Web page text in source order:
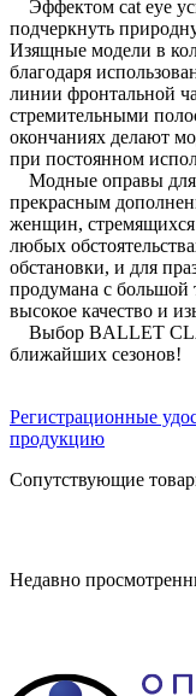
Эффектом cat eye
подчеркнуть
Изящные модели в
благодаря
линии фронтальной
стремительными
окончаниях делают
при постоянном
Модные оправы для
прекрасным
женщин, стремящихся
любых
обстановки, и для
продумана с большой
высокое качество и
Выбор BALLET
ближайших сезонов!
Регистрационные
продукцию
Сопутствующие
Недавно